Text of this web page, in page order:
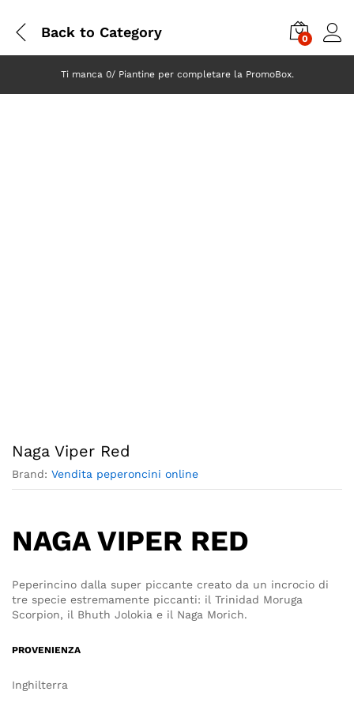
Back to Category 0
Naga Viper Red
Brand: Vendita peperoncini online
NAGA VIPER RED
Peperincino dalla super piccante creato da un incrocio di
tre specie estremamente piccanti: il Trinidad Moruga
Scorpion, il Bhuth Jolokia e il Naga Morich.
PROVENIENZA
Inghilterra
Ti manca 0/ Piantine per completare la PromoBox.